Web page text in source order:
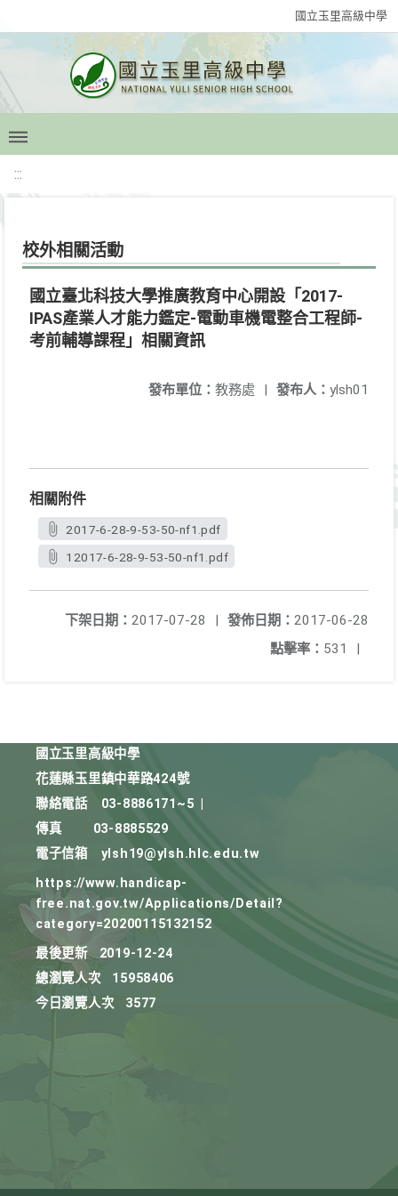
國立玉里高級中學
:::
校外相關活動
國立臺北科技大學推廣教育中心開設「2017-
IPAS產業人才能力鑑定-電動車機電整合工程師-
考前輔導課程」相關資訊
發布人： ylsh01
發布單位： 教務處 |
相關附件
2017-6-28-9-53-50-nf1.pdf
12017-6-28-9-53-50-nf1.pdf
發佈日期： 2017-06-28
下架日期： 2017-07-28
|
點擊率： 531 |
國立玉里高級中學
花蓮縣玉里鎮中華路424號
聯絡電話
03-8886171~5
傳真
03-8885529
電子信箱
ylsh19@ylsh.hlc.edu.tw
https://www.handicap-
free.nat.gov.tw/Applications/Detail?
category=20200115132152
最後更新
2019-12-24
總瀏覽人次
15958406
今日瀏覽人次
3577